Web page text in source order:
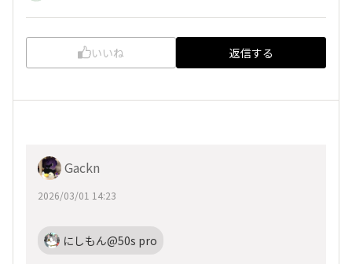
いいね 返信する
Gackn
2026/03/01 14:23
にしもん@50s pro